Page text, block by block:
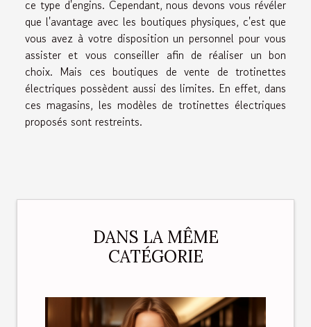
ce type d'engins. Cependant, nous devons vous révéler
que l'avantage avec les boutiques physiques, c'est que
vous avez à votre disposition un personnel pour vous
assister et vous conseiller afin de réaliser un bon
choix. Mais ces boutiques de vente de trotinettes
électriques possèdent aussi des limites. En effet, dans
ces magasins, les modèles de trotinettes électriques
proposés sont restreints.
DANS LA MÊME
CATÉGORIE